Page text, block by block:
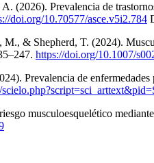
(2026). Prevalencia de
doi.org/10.70577/asce.v5i2.784
& Shepherd, T. (2024).
https://doi.org/10.1007/
Prevalencia de
musculoesquelético